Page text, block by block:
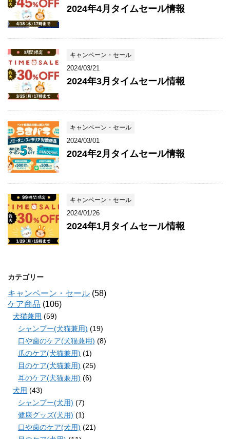
2024年4月タイムセール情報
キャンペーン・セール
2024/03/21
2024年3月タイムセール情報
キャンペーン・セール
2024/03/01
2024年2月タイムセール情報
キャンペーン・セール
2024/01/26
2024年1月タイムセール情報
カテゴリー
キャンペーン・セール (58)
ケア商品 (106)
犬猫兼用 (59)
シャンプー(犬猫兼用) (19)
口や歯のケア(犬猫兼用) (8)
爪のケア(犬猫兼用) (1)
目のケア(犬猫兼用) (25)
耳のケア(犬猫兼用) (6)
犬用 (43)
シャンプー(犬用) (7)
健康グッズ(犬用) (1)
口や歯のケア(犬用) (21)